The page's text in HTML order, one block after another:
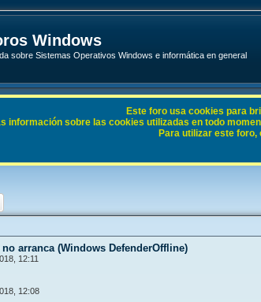
Windows
sobre Sistemas Operativos Windows e informática en general
arranca (Windows DefenderOffline)
12:11
12:08
Este foro usa cookies para
información sobre las cookies utilizadas en todo
Para utilizar este